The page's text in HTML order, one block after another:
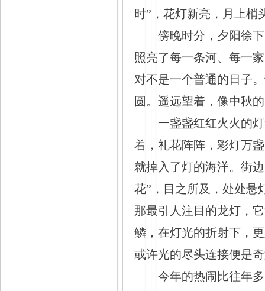
时”，花灯新亮，月上梢
傍晚时分，夕阳徐
照亮了每一条河、每一
对不是一个普通的日子
圆。遥远望着，像中秋
一盏盏红红火火的
着，礼花阵阵，彩灯万
就掉入了灯的海洋。街
花”，目之所及，处处悬
那最引人注目的龙灯，
鳞，在灯光的折射下，
或许光的尽头连接便是
今年的热闹比往年